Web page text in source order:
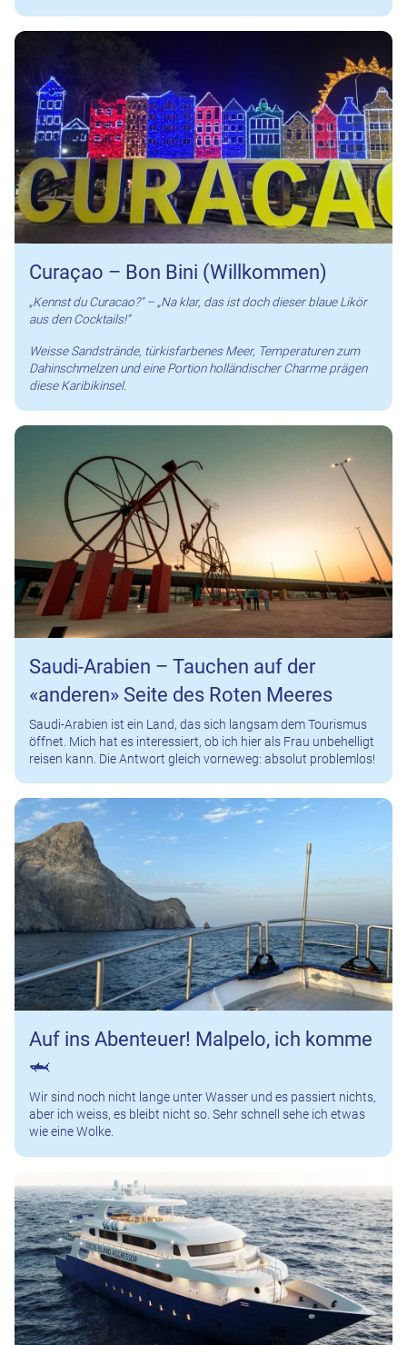
Curaçao – Bon Bini (Willkommen)
„Kennst du Curacao?“ – „Na klar, das ist doch dieser blaue Likör
aus den Cocktails!“
Weisse Sandstrände, türkisfarbenes Meer, Temperaturen zum
Dahinschmelzen und eine Portion holländischer Charme prägen
diese Karibikinsel.
Saudi-Arabien – Tauchen auf der
«anderen» Seite des Roten Meeres
Saudi-Arabien ist ein Land, das sich langsam dem Tourismus
öffnet. Mich hat es interessiert, ob ich hier als Frau unbehelligt
reisen kann. Die Antwort gleich vorneweg: absolut problemlos!
Auf ins Abenteuer! Malpelo, ich komme
🦈
Wir sind noch nicht lange unter Wasser und es passiert nichts,
aber ich weiss, es bleibt nicht so. Sehr schnell sehe ich etwas
wie eine Wolke.